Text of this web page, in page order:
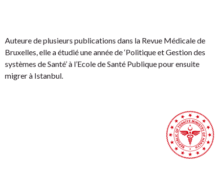
Auteure de plusieurs publications dans la Revue Médicale de
Bruxelles, elle a étudié une année de ‘Politique et Gestion des
systèmes de Santé’ à l’Ecole de Santé Publique pour ensuite
migrer à Istanbul.